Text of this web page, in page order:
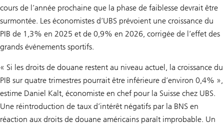
cours de l’année prochaine que la phase de faiblesse devrait être
surmontée. Les économistes d’UBS prévoient une croissance du
PIB de 1,3% en 2025 et de 0,9% en 2026, corrigée de l’effet des
grands événements sportifs.
« Si les droits de douane restent au niveau actuel, la croissance du
PIB sur quatre trimestres pourrait être inférieure d’environ 0,4% »,
estime Daniel Kalt, économiste en chef pour la Suisse chez UBS.
Une réintroduction de taux d’intérêt négatifs par la BNS en
réaction aux droits de douane américains paraît improbable. Un